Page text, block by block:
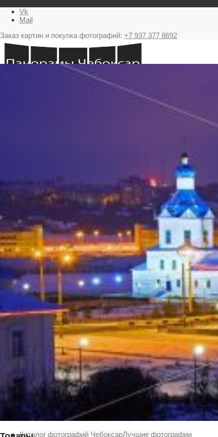
Vk
Mail
Заказ картин и покупка фотографий: +7 937 377 8692
Ночные Чебоксары фотографии и панорамы
Салюты Чебоксары
Вечерние Чебоксары
Фото Чебоксары
Чебоксарский залив
О нас
Авторы
Как купить или заказать фотографию?
Фото чебоксар
Фото Чебоксар, Новочебоксарска и окрестностей
Каталог фотографий ЧебоксарЛучшие фотографии